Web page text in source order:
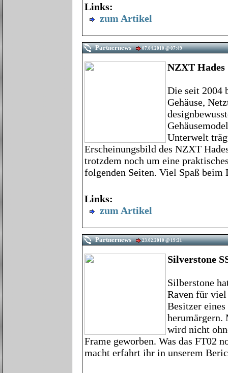
Links:
zum Artikel
Partnernews 07.04.2010 @ 07:49
NZXT Hades
Die seit 2004
Gehäuse,
Unterwelt
Erscheinungsbild des NZXT
trotzdem noch um eine
folgenden Seiten. Viel Spaß beim
Links:
zum Artikel
Partnernews 23.02.2010 @ 19:21
Silverstone
Silberstone
Raven für viel
Besitzer
herumärgern.
wird nicht
Frame geworben. Was das FT02
macht erfahrt ihr in unserem